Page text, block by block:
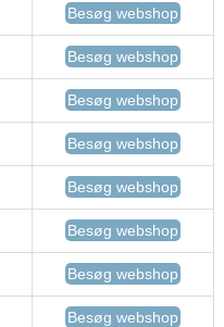
Besøg webshop
Besøg webshop
Besøg webshop
Besøg webshop
Besøg webshop
Besøg webshop
Besøg webshop
Besøg webshop